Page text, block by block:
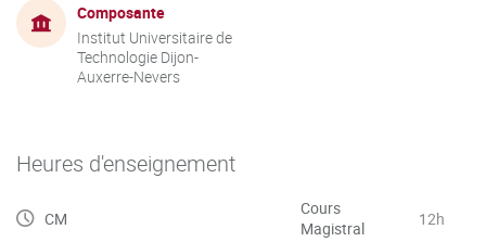
Composante
Institut Universitaire de
Technologie Dijon-
Auxerre-Nevers
Heures d'enseignement
CM
Cours
Magistral
12h